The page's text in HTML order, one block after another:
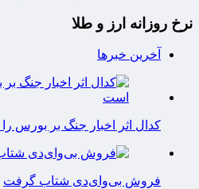
نرخ روزانه ارز و طلا
آخرین خبرها
کدال اثر اخبار جنگ بر بورس
فروش بی‌وای‌دی شتاب گرفت